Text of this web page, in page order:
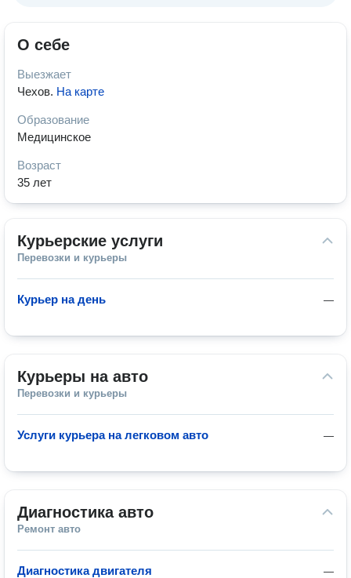
О себе
Выезжает
Чехов. На карте
Образование
Медицинское
Возраст
35 лет
Курьерские услуги
Перевозки и курьеры
—
Курьер на день
Курьеры на авто
Перевозки и курьеры
—
Услуги курьера на легковом авто
Диагностика авто
Ремонт авто
—
Диагностика двигателя